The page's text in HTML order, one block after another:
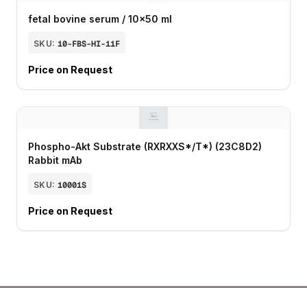
fetal bovine serum / 10x50 ml
SKU: 10-FBS-HI-11F
Price on Request
Phospho-Akt Substrate (RXRXXS*/T*) (23C8D2)
Rabbit mAb
SKU: 10001S
Price on Request